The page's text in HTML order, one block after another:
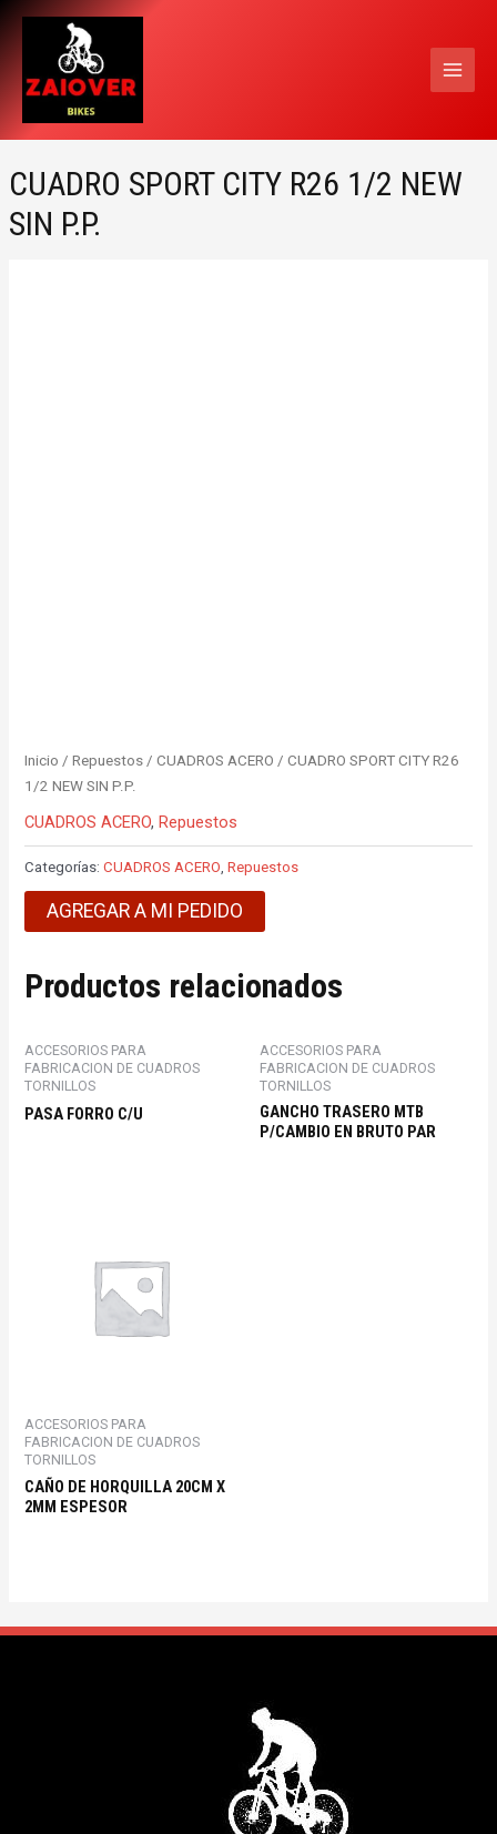
contenido
CUADRO SPORT CITY R26 1/2 NEW
SIN P.P.
Inicio /Repuestos /CUADROS ACERO / CUADRO SPORT CITY R26
1/2 NEW SIN P.P.
CUADROS ACERO,Repuestos
Categorías:CUADROS ACERO ,Repuestos
AGREGAR A MI PEDIDO
Productos relacionados
ACCESORIOS PARA
FABRICACION DE CUADROS
TORNILLOS
PASA FORRO C/U
ACCESORIOS PARA
FABRICACION DE CUADROS
TORNILLOS
GANCHO TRASERO MTB
P/CAMBIO EN BRUTO PAR
ACCESORIOS PARA
FABRICACION DE CUADROS
TORNILLOS
CAÑO DE HORQUILLA 20CM X
2MM ESPESOR